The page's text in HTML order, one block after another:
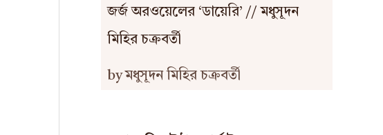
জর্জ অরওয়েলের ‘ডায়েরি’ // মধুসূদন
মিহির চক্রবর্তী
by মধুসূদন মিহির চক্রবর্তী